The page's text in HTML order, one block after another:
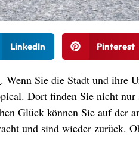
LinkedIn Pinterest
. Wenn Sie die Stadt und ihre
Dort finden Sie nicht nur
Glück können Sie auf der
und sind wieder zurück.